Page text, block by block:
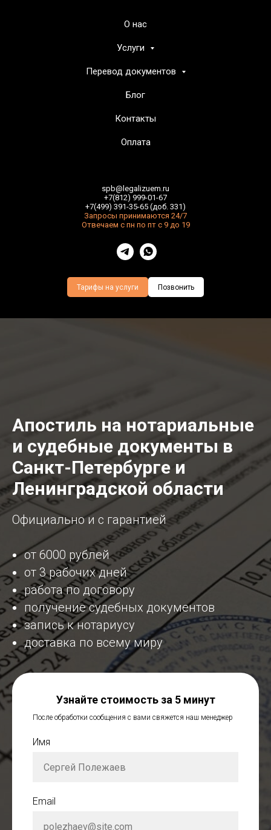
О нас
Услуги
Перевод документов
Блог
Контакты
Оплата
spb@legalizuem.ru
+7(812) 999-01-67
+7(499) 391-35-65 (доб. 331)
Запросы принимаются 24/7
Отвечаем с пн по пт с 9 до 19
Тарифы на услуги Позвонить
Апостиль на нотариальные
и судебные документы в
Санкт-Петербурге и
Ленинградской области
Официально и с гарантией
от 6000 рублей
от 3 рабочих дней
работа по договору
получение судебных документов
запись к нотариусу
доставка по всему миру
Узнайте стоимость за 5 минут
После обработки сообщения с вами свяжется наш менеджер
Имя
Email